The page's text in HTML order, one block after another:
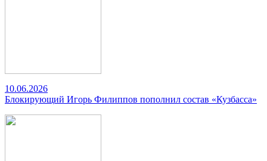
10.06.2026
Блокирующий Игорь Филиппов пополнил состав «Кузбасса»